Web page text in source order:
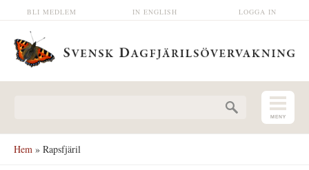
Hoppa till huvudinnehåll LOGGA IN
IN ENGLISH
BLI MEDLEM
Hem » Rapsfjäril